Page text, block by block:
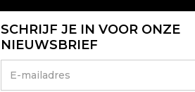
SCHRIJF JE IN VOOR ONZE
NIEUWSBRIEF